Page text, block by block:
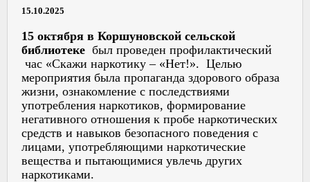
15.10.2025
15 октября в Коршуновской сельской
библиотеке был проведен профилактический
час «Скажи наркотику – «Нет!». Целью
мероприятия была пропаганда здорового образа
жизни, ознакомление с последствиями
употребления наркотиков, формирование
негативного отношения к пробе наркотических
средств и навыков безопасного поведения с
лицами, употребляющими наркотические
вещества и пытающимися увлечь других
наркотиками.